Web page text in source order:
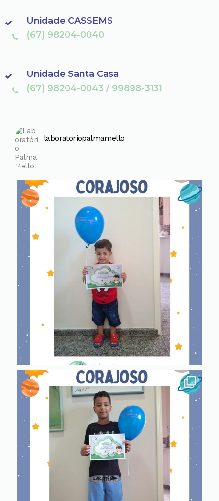
Unidade CASSEMS
(67) 98204-0040
Unidade Santa Casa
(67) 98204-0043 / 99898-3131
laboratoriopalmamello